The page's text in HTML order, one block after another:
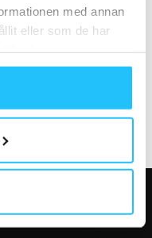
med annan
eller som de har